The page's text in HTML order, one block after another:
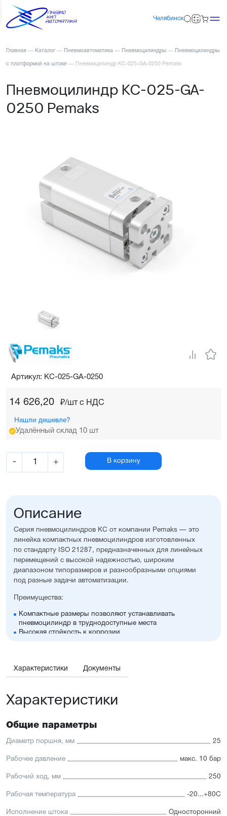
Челябинск
Главная — Каталог — Пневмоавтоматика — Пневмоцилиндры — Пневмоцилиндры
с платформой на штоке — Пневмоцилиндр KC-025-GA-0250 Pemaks
Пневмоцилиндр KC-025-GA-
0250 Pemaks
14 626,20 ₽/шт c НДС
Нашли дешевле?
Удалённый склад 10 шт
- + В корзину
Артикул: KC-025-GA-0250
Описание
Серия пневмоцилиндров KС от компании Pemaks — это
линейка компактных пневмоцилиндров изготовленных
по стандарту ISO 21287, предназначенных для линейных
перемещений с высокой надежностью, широким
диапазоном типоразмеров и разнообразными опциями
под разные задачи автоматизации.
Преимущества:
Компактные размеры позволяют устанавливать
пневмоцилиндр в труднодоступные места
Высокая стойкость к коррозии
принадлежностей, включая антиприворотную
Отличительные черты:
Простая установка датчиков положения с любой из
трёх сторон
промышленности
Низкий уровень шума работы
Характеристики Документы
Характеристики
Общие параметры
Диаметр поршня, мм 25
Рабочее давление макс. 10 бар
Рабочий ход, мм 250
Рабочая температура -20...+80С
Исполнение штока Односторонний